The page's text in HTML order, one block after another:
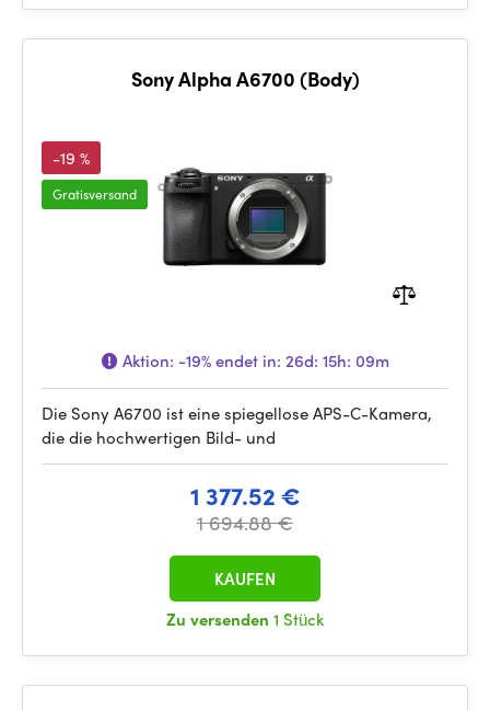
Sony Alpha A6700 (Body)
-19 %
Gratisversand
Aktion: -19%endet in: 26d: 15h: 09m
Die Sony A6700 ist eine spiegellose APS-C-Kamera,
die die hochwertigen Bild- und
1 377.52 €
1 694.88 €
Zu versenden 1 Stück
KAUFEN